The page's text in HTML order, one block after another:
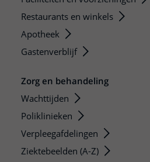
Restaurants en winkels
Apotheek
Gastenverblijf
Zorg en behandeling
Wachttijden
Poliklinieken
Verpleegafdelingen
Ziektebeelden (A-Z)